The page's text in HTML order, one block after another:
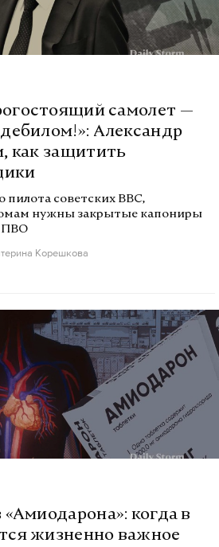
самолет —
Александр
как защитить
советских ВВС,
нужны закрытые капониры
ПВО
Корешкова
когда в
жизненно важное